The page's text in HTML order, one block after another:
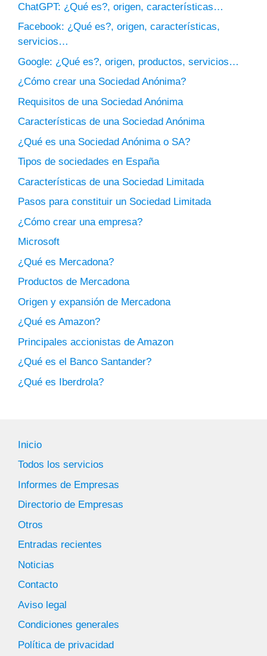
ChatGPT: ¿Qué es?, origen, características…
Facebook: ¿Qué es?, origen, características,
servicios…
Google: ¿Qué es?, origen, productos, servicios…
¿Cómo crear una Sociedad Anónima?
Requisitos de una Sociedad Anónima
Características de una Sociedad Anónima
¿Qué es una Sociedad Anónima o SA?
Tipos de sociedades en España
Características de una Sociedad Limitada
Pasos para constituir un Sociedad Limitada
¿Cómo crear una empresa?
Microsoft
¿Qué es Mercadona?
Productos de Mercadona
Origen y expansión de Mercadona
¿Qué es Amazon?
Principales accionistas de Amazon
¿Qué es el Banco Santander?
¿Qué es Iberdrola?
Inicio
Todos los servicios
Informes de Empresas
Directorio de Empresas
Otros
Entradas recientes
Noticias
Contacto
Aviso legal
Condiciones generales
Política de privacidad